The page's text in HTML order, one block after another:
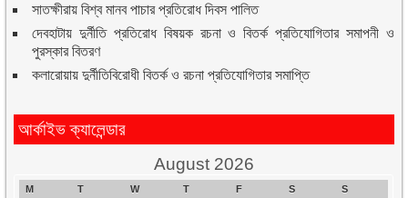
সাতক্ষীরায় বিশ্ব মানব পাচার প্রতিরোধ দিবস পালিত
দেবহাটায় দুর্নীতি প্রতিরোধ বিষয়ক রচনা ও বিতর্ক প্রতিযোগিতার সমাপনী ও
পুরস্কার বিতরণ
কলারোয়ায় দুর্নীতিবিরোধী বিতর্ক ও রচনা প্রতিযোগিতার সমাপ্তি
আর্কাইভ ক্যালেন্ডার
August 2026
M T W T F S
S